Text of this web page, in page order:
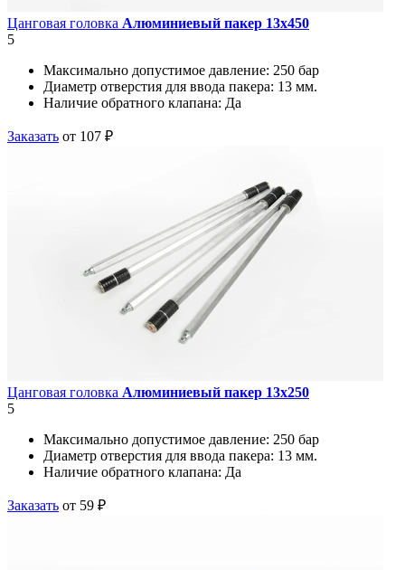
Цанговая головка Алюминиевый пакер 13х450
5
Максимально допустимое давление: 250 бар
Диаметр отверстия для ввода пакера: 13 мм.
Наличие обратного клапана: Да
Заказать от 107 ₽
Цанговая головка Алюминиевый пакер 13х250
5
Максимально допустимое давление: 250 бар
Диаметр отверстия для ввода пакера: 13 мм.
Наличие обратного клапана: Да
Заказать от 59 ₽